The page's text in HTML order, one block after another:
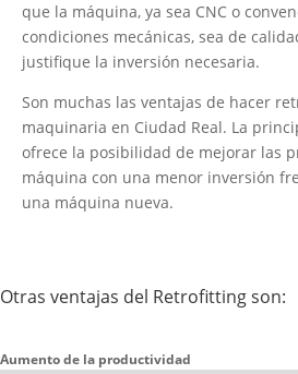
que la máquina, ya sea CNC o
condiciones mecánicas, sea de
justifique la inversión necesaria.
Son muchas las ventajas de hacer
maquinaria en Ciudad Real. La
ofrece la posibilidad de mejorar las
máquina con una menor inversión
una máquina nueva.
Otras ventajas del Retrofitting son:
Aumento de la productividad